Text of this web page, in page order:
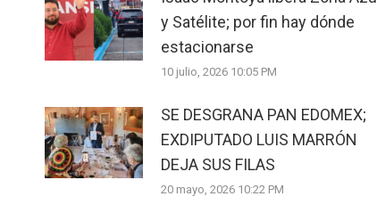
y Satélite; por fin hay dónde
estacionarse
10 julio, 2026 10:05 PM
SE DESGRANA PAN EDOMEX;
EXDIPUTADO LUIS MARRÓN
DEJA SUS FILAS
20 mayo, 2026 10:22 PM